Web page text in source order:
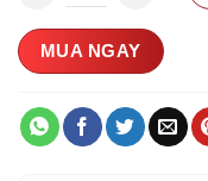
MUA NGAY